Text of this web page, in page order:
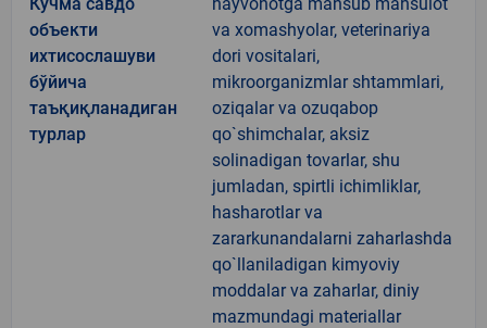
объекти
ихтисослашуви
бўйича
таъқиқланадиган
турлар
va xomashyolar, veterinariya
dori vositalari,
mikroorganizmlar shtammlari,
oziqalar va ozuqabop
qo`shimchalar, aksiz
solinadigan tovarlar, shu
jumladan, spirtli ichimliklar,
hasharotlar va
zararkunandalarni zaharlashda
qo`llaniladigan kimyoviy
moddalar va zaharlar, diniy
mazmundagi materiallar